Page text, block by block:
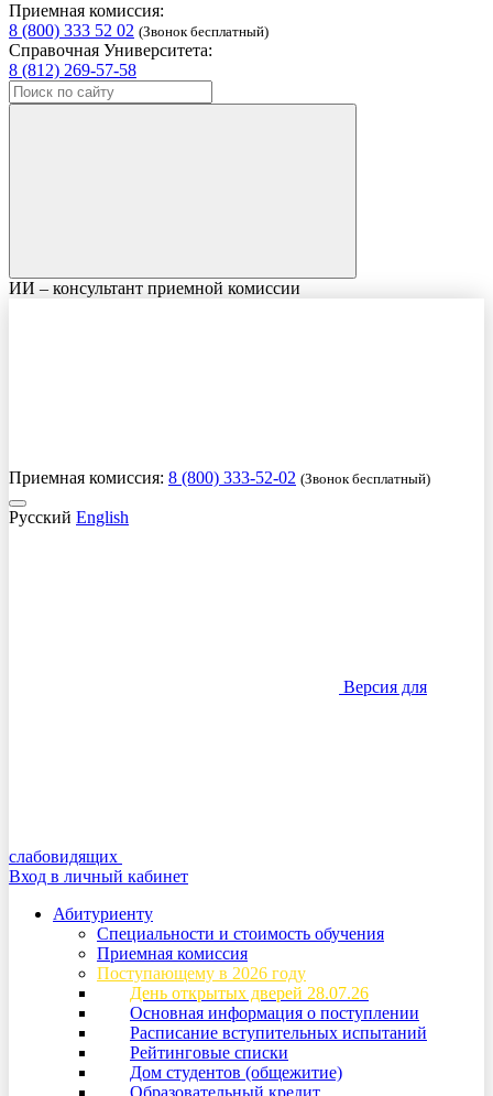
Приемная комиссия:
8 (800) 333 52 02 (Звонок бесплатный)
Справочная Университета:
8 (812) 269-57-58
ИИ – консультант приемной комиссии
Приемная комиссия: 8 (800) 333-52-02 (Звонок бесплатный)
Русский English
Версия для
слабовидящих
Вход в личный кабинет
Абитуриенту
Специальности и стоимость обучения
Приемная комиссия
Поступающему в 2026 году
День открытых дверей 28.07.26
Основная информация о поступлении
Расписание вступительных испытаний
Рейтинговые списки
Дом студентов (общежитие)
Образовательный кредит